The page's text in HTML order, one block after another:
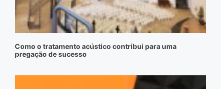
Como o tratamento acústico contribui para uma
pregação de sucesso